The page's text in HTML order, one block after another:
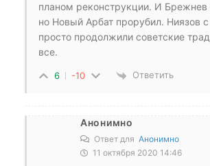
планом реконструкции. И Брежнев
но Новый Арбат прорубил. Ниязов
просто продолжили советские
все.
6 -10 Ответить
Анонимно
Ответ для Анонимно
11 октября 2020 14:46